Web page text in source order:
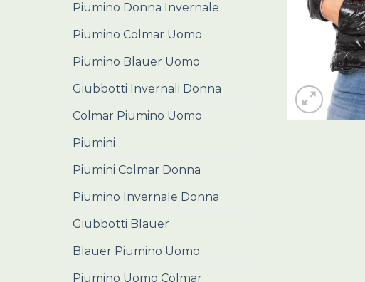
Piumino Donna Invernale
Piumino Colmar Uomo
Piumino Blauer Uomo
Giubbotti Invernali Donna
Colmar Piumino Uomo
Piumini
Piumini Colmar Donna
Piumino Invernale Donna
Giubbotti Blauer
Blauer Piumino Uomo
Piumino Uomo Colmar